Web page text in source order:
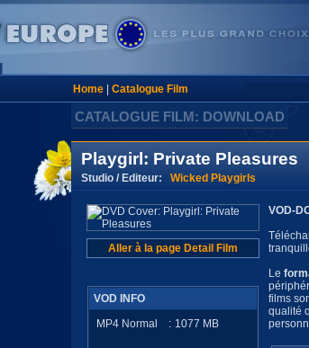
Home| Catalogue Film
CATALOGUE FILM: DOWNLOAD
Playgirl: Private Pleasures
Studio / Editeur: Wicked Playgirls
Aller à la page Detail Film
VOD INFO
MP4 Normal
: 1077 MB
VOD-
Le
films
qualité